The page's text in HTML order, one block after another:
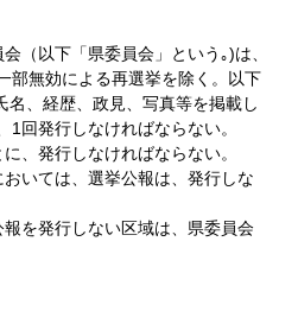
（以下「県委員会」という｡)は、
部無効による再選挙を除く。以下
名、経歴、政見、写真等を掲載し
1回発行しなければならない。
、発行しなければならない。
いては、選挙公報は、発行しな
を発行しない区域は、県委員会